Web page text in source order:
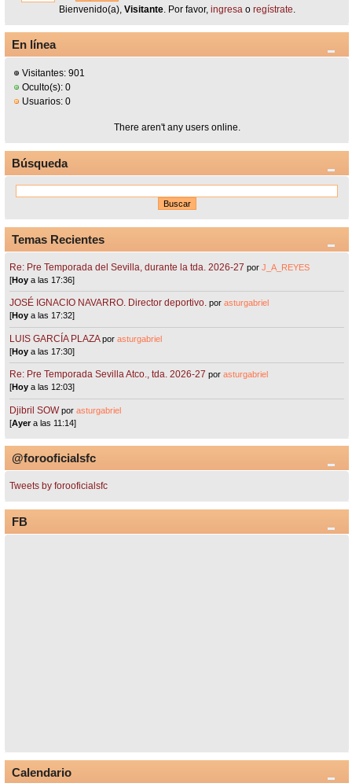
Bienvenido(a), Visitante. Por favor, ingresa o regístrate
En línea
Visitantes: 901
Oculto(s): 0
Usuarios: 0
There aren't any users online.
Búsqueda
Temas Recientes
Re: Pre Temporada del Sevilla, durante la tda. 2026-27 porJ_A_REYES
[Hoy a las 17:36]
JOSÉ IGNACIO NAVARRO. Director deportivo. porasturgabriel
[Hoy a las 17:32]
LUIS GARCÍA PLAZA porasturgabriel
[Hoy a las 17:30]
Re: Pre Temporada Sevilla Atco., tda. 2026-27 porasturgabriel
[Hoy a las 12:03]
Djibril SOW porasturgabriel
[Ayera las 11:14]
@forooficialsfc
Tweets by forooficialsfc
FB
Calendario